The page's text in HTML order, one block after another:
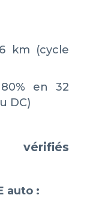
km (cycle
en 32
DC)
vérifiés
auto :